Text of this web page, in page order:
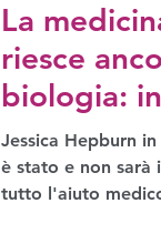
La
riesce
biologia:
Hepburn
Jessica Hepburn
è stato e non sarà
tutto l'aiuto